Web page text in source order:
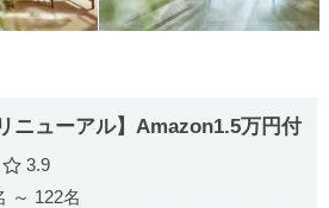
ニューアル】Amazon1.5万円付
口コミ評価
3.9
～ 122名